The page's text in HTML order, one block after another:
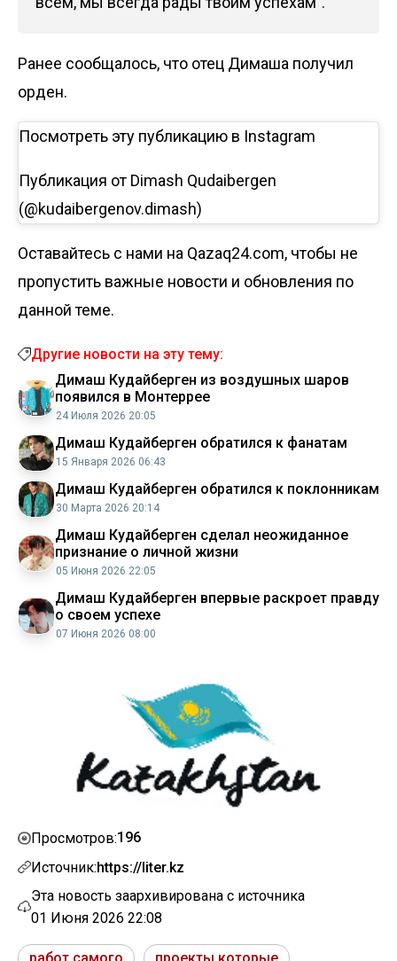
Ранее сообщалось, что отец Димаша получил
орден.
Посмотреть эту публикацию в Instagram
Публикация от Dimash Qudaibergen
(@kudaibergenov.dimash)
Оставайтесь с нами на Qazaq24.com, чтобы не
пропустить важные новости и обновления по
данной теме.
Другие новости на эту тему:
Димаш Кудайберген из воздушных шаров
появился в Монтеррее
24 Июля 2026 20:05
Димаш Кудайберген обратился к фанатам
15 Января 2026 06:43
Димаш Кудайберген обратился к поклонникам
30 Марта 2026 20:14
Димаш Кудайберген сделал неожиданное
признание о личной жизни
05 Июня 2026 22:05
Димаш Кудайберген впервые раскроет правду
о своем успехе
07 Июня 2026 08:00
Просмотров:196
Источник:https://liter.kz
Эта новость заархивирована с источника
01 Июня 2026 22:08
работ самого проекты которые